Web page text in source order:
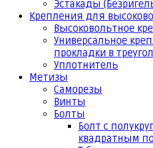
Эстакады
Крепления для
Высоковольтное
Универсальное
прокладки в
Уплотнитель
Метизы
Саморезы
Винты
Болты
Болт с
квадратным